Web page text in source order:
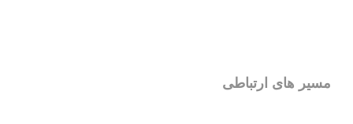
مسیر های ارتباطی